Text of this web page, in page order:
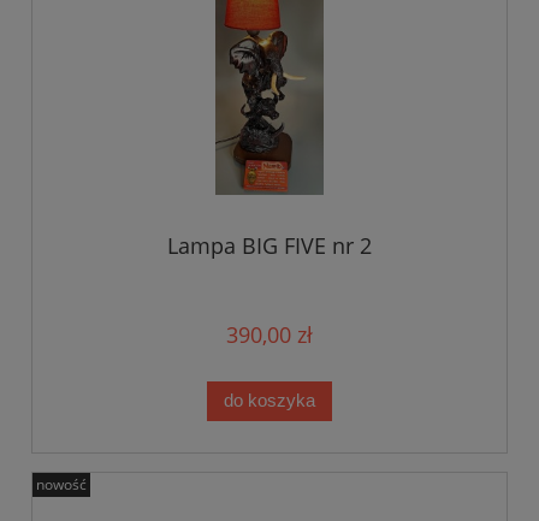
Lampa BIG FIVE nr 2
390,00 zł
do koszyka
nowość